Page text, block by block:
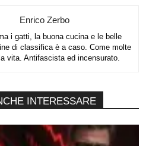
Enrico Zerbo
i gatti, la buona cucina e le belle
di classifica è a caso. Come molte
vita. Antifascista ed incensurato.
INTERESSARE